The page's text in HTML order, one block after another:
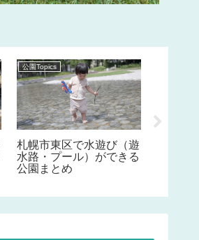
公園Topics
札幌市東区で水遊び（遊
水路・プール）ができる
公園まとめ